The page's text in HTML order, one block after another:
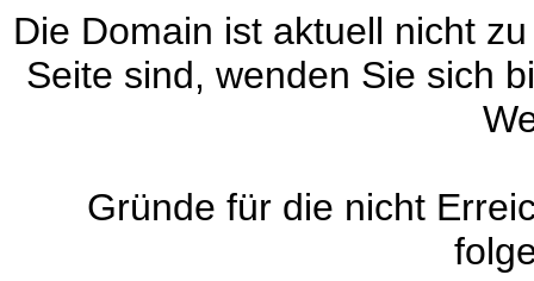
Die Domain ist aktuell nicht
Seite sind, wenden Sie sich
Gründe für die nicht